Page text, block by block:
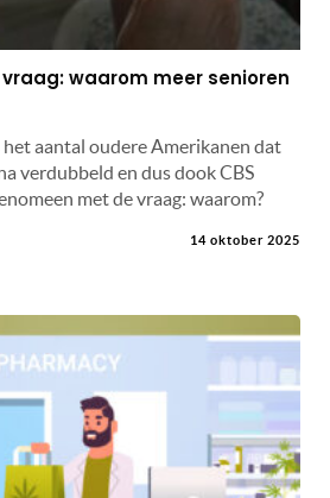
vraag: waarom meer senioren
het aantal oudere Amerikanen dat
verdubbeld en dus dook CBS
met de vraag: waarom?
14 oktober 2025